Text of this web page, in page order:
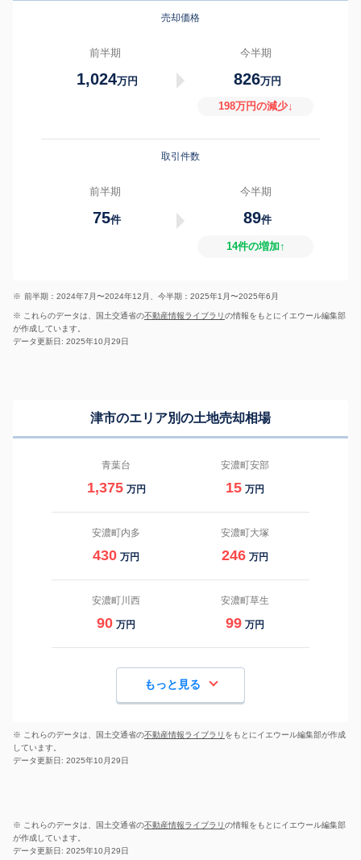
売却価格
前半期
1,024万円
今半期
826万円
198万円の減少↓
取引件数
前半期
75件
今半期
89件
14件の増加↑
※ 前半期：2024年7月〜2024年12月、今半期：2025年1月〜2025年6月
※ これらのデータは、国土交通省の不動産情報ライブラリの情報をもとにイエウール編集部
が作成しています。
データ更新日: 2025年10月29日
津市のエリア別の土地売却相場
青葉台
1,375 万円
安濃町安部
15 万円
安濃町内多
430 万円
安濃町大塚
246 万円
安濃町川西
90 万円
安濃町草生
99 万円
もっと見る
※ これらのデータは、国土交通省の不動産情報ライブラリ をもとにイエウール編集部が作成
しています。
データ更新日: 2025年10月29日
※ これらのデータは、国土交通省の不動産情報ライブラリの情報をもとにイエウール編集部
が作成しています。
データ更新日: 2025年10月29日